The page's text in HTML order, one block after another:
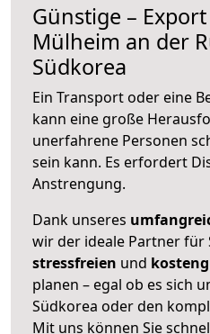
Günstige –
Mülheim an der
Südkorea
Ein Transport oder eine
kann eine große
unerfahrene Personen
sein kann. Es erfordert
Anstrengung.
Dank unseres
wir der ideale Partner für
stressfreien und
planen – egal ob es sich
Südkorea oder den
Mit uns können Sie